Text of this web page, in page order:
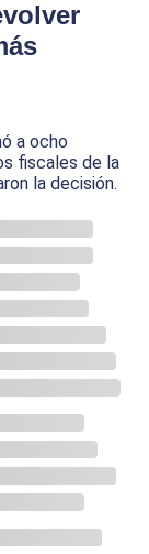
a ocho
fiscales de la
la decisión.